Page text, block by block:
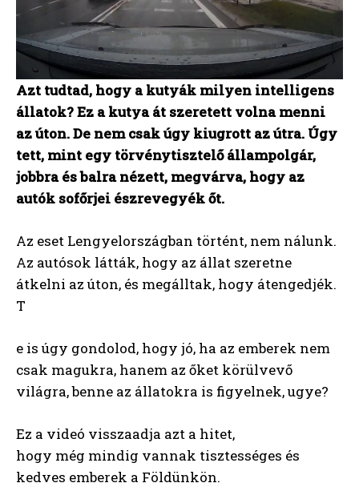
Azt tudtad, hogy a kutyák milyen intelligens
állatok? Ez a kutya át szeretett volna menni
az úton. De nem csak úgy kiugrott az útra. Úgy
tett, mint egy törvénytisztelő állampolgár,
jobbra és balra nézett, megvárva, hogy az
autók sofőrjei észrevegyék őt.
Az eset Lengyelországban történt, nem nálunk.
Az autósok látták, hogy az állat szeretne
átkelni az úton, és megálltak, hogy átengedjék.
T
e is úgy gondolod, hogy jó, ha az emberek nem
csak magukra, hanem az őket körülvevő
világra, benne az állatokra is figyelnek, ugye?
Ez a videó visszaadja azt a hitet,
hogy még mindig vannak tisztességes és
kedves emberek a Földünkön.